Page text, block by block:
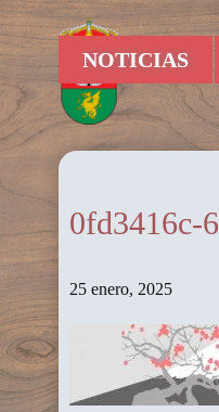
NOTICIAS
0fd3416c-6
25 enero, 2025